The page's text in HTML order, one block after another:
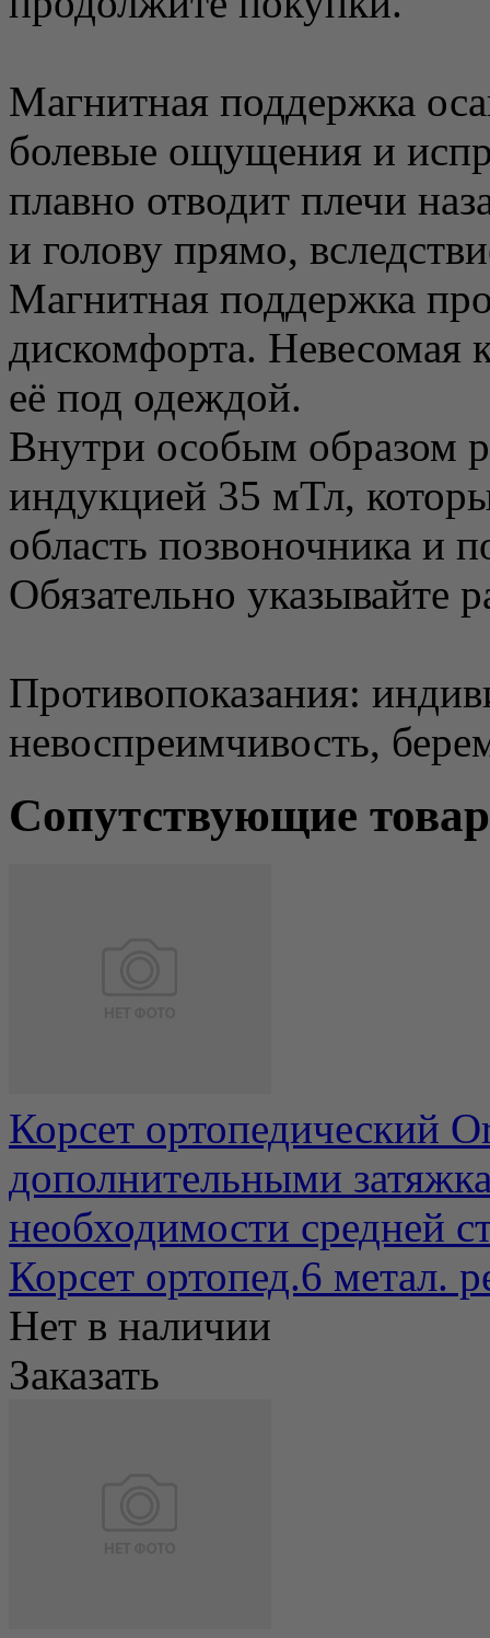
Магнитная поддержка
болевые ощущения и
плавно отводит плечи
и голову прямо,
Магнитная поддержка
дискомфорта. Невесомая
её под одеждой.
Внутри особым образом
индукцией 35 мТл,
область позвоночника и
Обязательно указывайте
Противопоказания:
невоспреимчивость,
Сопутствующие
Корсет ортопедический
дополнительными
необходимости средней
Корсет ортопед.6 метал.
Нет в наличии
Заказать